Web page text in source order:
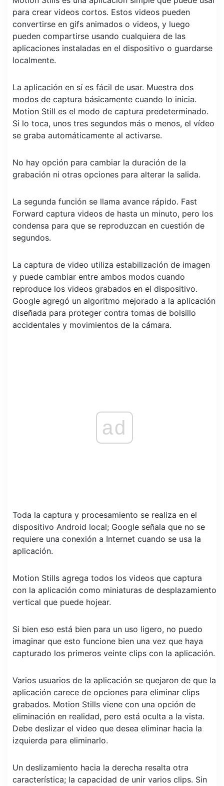
para crear videos cortos. Estos videos pueden
convertirse en gifs animados o videos, y luego
pueden compartirse usando cualquiera de las
aplicaciones instaladas en el dispositivo o guardarse
localmente.
La aplicación en sí es fácil de usar. Muestra dos
modos de captura básicamente cuando lo inicia.
Motion Still es el modo de captura predeterminado.
Si lo toca, unos tres segundos más o menos, el vídeo
se graba automáticamente al activarse.
No hay opción para cambiar la duración de la
grabación ni otras opciones para alterar la salida.
La segunda función se llama avance rápido. Fast
Forward captura videos de hasta un minuto, pero los
condensa para que se reproduzcan en cuestión de
segundos.
La captura de video utiliza estabilización de imagen
y puede cambiar entre ambos modos cuando
reproduce los videos grabados en el dispositivo.
Google agregó un algoritmo mejorado a la aplicación
diseñada para proteger contra tomas de bolsillo
accidentales y movimientos de la cámara.
ad
Toda la captura y procesamiento se realiza en el
dispositivo Android local; Google señala que no se
requiere una conexión a Internet cuando se usa la
aplicación.
Motion Stills agrega todos los videos que captura
con la aplicación como miniaturas de desplazamiento
vertical que puede hojear.
Si bien eso está bien para un uso ligero, no puedo
imaginar que esto funcione bien una vez que haya
capturado los primeros veinte clips con la aplicación.
Varios usuarios de la aplicación se quejaron de que la
aplicación carece de opciones para eliminar clips
grabados. Motion Stills viene con una opción de
eliminación en realidad, pero está oculta a la vista.
Debe deslizar el video que desea eliminar hacia la
izquierda para eliminarlo.
Un deslizamiento hacia la derecha resalta otra
característica; la capacidad de unir varios clips. Sin